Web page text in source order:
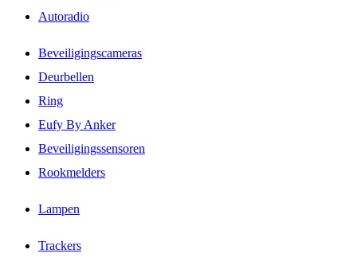
Autoradio
Beveiligingscameras
Deurbellen
Ring
Eufy By Anker
Beveiligingssensoren
Rookmelders
Lampen
Trackers